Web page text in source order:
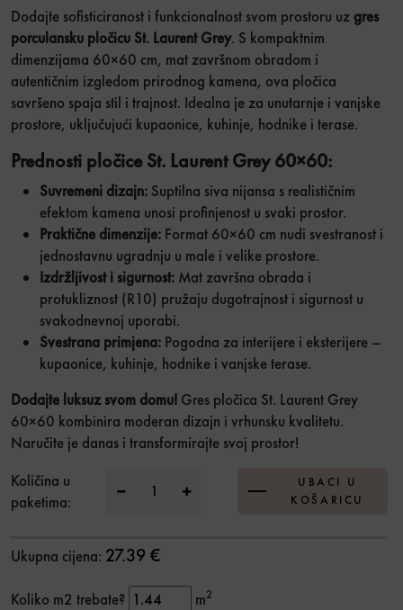
Dodajte sofisticiranost i funkcionalnost svom prostoru uz gres
porculansku pločicu St. Laurent Grey. S kompaktnim
dimenzijama 60×60 cm, mat završnom obradom i
autentičnim izgledom prirodnog kamena, ova pločica
savršeno spaja stil i trajnost. Idealna je za unutarnje i vanjske
prostore, uključujući kupaonice, kuhinje, hodnike i terase.
Prednosti pločice St. Laurent Grey 60×60:
Suvremeni dizajn: Suptilna siva nijansa s realističnim
efektom kamena unosi profinjenost u svaki prostor.
Praktične dimenzije: Format 60×60 cm nudi svestranost i
jednostavnu ugradnju u male i velike prostore.
Izdržljivost i sigurnost: Mat završna obrada i
protukliznost (R10) pružaju dugotrajnost i sigurnost u
svakodnevnoj uporabi.
Svestrana primjena: Pogodna za interijere i eksterijere –
kupaonice, kuhinje, hodnike i vanjske terase.
Dodajte luksuz svom domu! Gres pločica St. Laurent Grey
60×60 kombinira moderan dizajn i vrhunsku kvalitetu.
Naručite je danas i transformirajte svoj prostor!
Količina u
paketima:
GP St. Laurent Grey 60x60 1.kl. količina
UBACI U
KOŠARICU
Ukupna cijena: 27.39 €
Koliko m2 trebate? m2